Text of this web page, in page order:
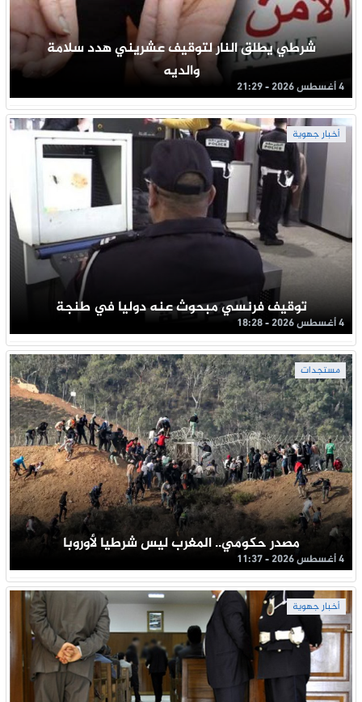
شرطي يطلق النار لتوقيف عشريني هدد سلامة
والديه
4 أغسطس 2026 - 21:29
أخبار جهوية
توقيف فرنسي مبحوث عنه دوليا في طنجة
4 أغسطس 2026 - 18:28
مستجدات
مصدر حكومي.. المغرب ليس شرطيا لأوروبا
4 أغسطس 2026 - 11:37
أخبار جهوية